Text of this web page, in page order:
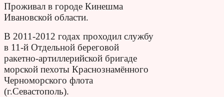
Проживал в городе Кинешма
Ивановской области.
В 2011-2012 годах проходил службу
в 11-й Отдельной береговой
ракетно-артиллерийской бригаде
морской пехоты Краснознамённого
Черноморского флота
(г.Севастополь).